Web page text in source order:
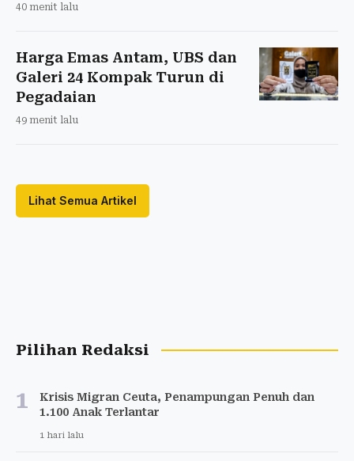
40 menit lalu
Harga Emas Antam, UBS dan
Galeri 24 Kompak Turun di
Pegadaian
49 menit lalu
Lihat Semua Artikel
Pilihan Redaksi
1
Krisis Migran Ceuta, Penampungan Penuh dan
1.100 Anak Terlantar
1 hari lalu